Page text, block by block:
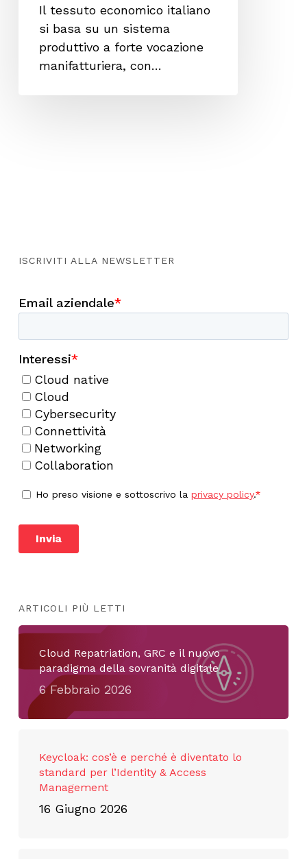
Il tessuto economico italiano
si basa su un sistema
produttivo a forte vocazione
manifatturiera, con…
ISCRIVITI ALLA NEWSLETTER
ARTICOLI PIÙ LETTI
Cloud Repatriation, GRC e il nuovo
paradigma della sovranità digitale
6 Febbraio 2026
Keycloak: cos’è e perché è diventato lo
standard per l’Identity & Access
Management
16 Giugno 2026